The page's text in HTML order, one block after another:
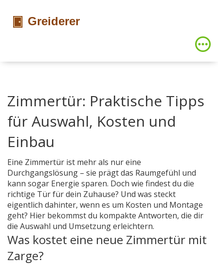
Zimmertür: Praktische Tipps
für Auswahl, Kosten und
Einbau
Eine Zimmertür ist mehr als nur eine
Durchgangslösung – sie prägt das Raumgefühl und
kann sogar Energie sparen. Doch wie findest du die
richtige Tür für dein Zuhause? Und was steckt
eigentlich dahinter, wenn es um Kosten und Montage
geht? Hier bekommst du kompakte Antworten, die dir
die Auswahl und Umsetzung erleichtern.
Was kostet eine neue Zimmertür mit
Zarge?